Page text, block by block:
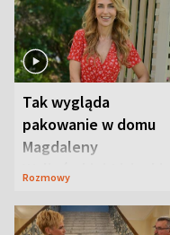
Tak wygląda
pakowanie w domu
Magdaleny
Waligórskiej-Lisieckiej.
Rozmowy